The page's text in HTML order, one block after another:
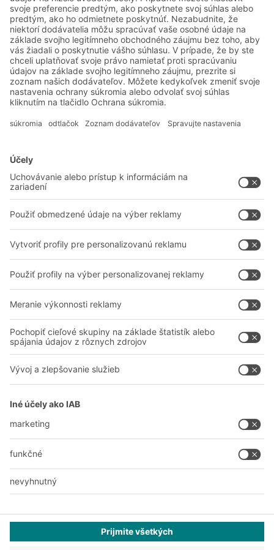
Systémové riešenia
Regálové systémy
Dopravné systémy
Poradenstvo a služby
Profesionálne sklady
Kontaktný formulár
Spoločnosť
O nás
Naše výrobné závody
Zdieľať
A BIT O F
YOUR LIFE.
038 760 00 86
© 2026 BITO-Lagertechnik Bittmann GmbH
Dizajn & realizácia
Táto ponuka je určená pre priemysel, remeslá, obchod a
profesie na použitie pri samostatnej, profesionálnej alebo